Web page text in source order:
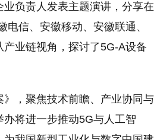
负责人发表主题演讲，分享在
信、安徽移动、安徽联通、
业链视角，探讨了5G-A设备
》，聚焦技术前瞻、产业协同与
将进一步推动5G与人工智